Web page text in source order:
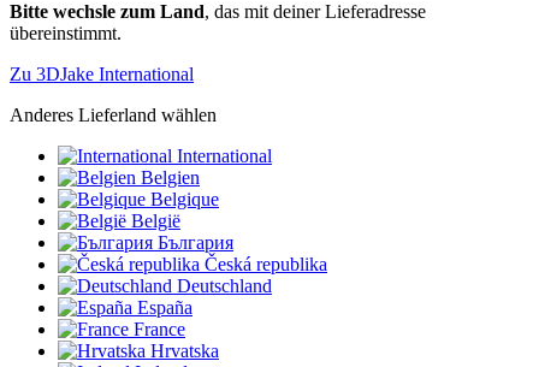
Bitte wechsle zum Land, das mit deiner Lieferadresse
übereinstimmt.
Zu 3DJake International
Anderes Lieferland wählen
International
Belgien
Belgique
België
България
Česká republika
Deutschland
España
France
Hrvatska